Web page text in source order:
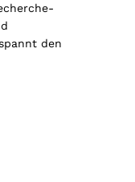
den